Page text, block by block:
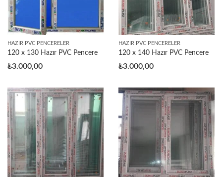
HAZIR PVC PENCERELER
120 x 130 Hazır PVC Pencere
₺3.000,00
HAZIR PVC PENCERELER
120 x 140 Hazır PVC Pencere
₺3.000,00